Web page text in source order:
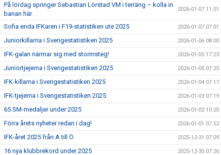
På lördag springer Sebastian Lörstad VM i terräng – kolla in
banan här
2026-01-07 11:01
Sofia enda IFKaren i F19-statistiken ute 2025 2026-01-07 07:01
Juniorkillarna i Sverigestatistiken 2025 2026-01-06 08:00
IFK-galan närmar sig med stormsteg! 2026-01-05 17:23
Juniortjejerna i Sverigestatistiken 2025 2026-01-05 07:25
IFK-killarna i Sverigestatistiken 2025 2026-01-04 07:17
IFK-tjejerna i Sverigestatistiken 2025 2026-01-03 07:19
65 SM-medaljer under 2025 2026-01-02 10:20
Förra årets nyheter redan i dag! 2026-01-01 07:52
IFK-året 2025 från A till Ö 2025-12-31 07:09
16 nya klubbrekord under 2025 2025-12-30 07:26